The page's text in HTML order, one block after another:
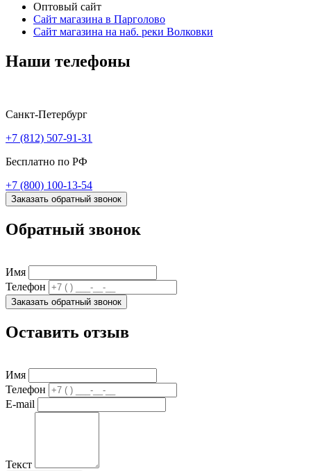
Оптовый сайт
Сайт магазина в Парголово
Сайт магазина на наб. реки Волковки
Наши телефоны
Санкт-Петербург
+7 (812) 507-91-31
Бесплатно по РФ
+7 (800) 100-13-54
Заказать обратный звонок
Обратный звонок
Имя
Телефон
Заказать обратный звонок
Оставить отзыв
Имя
Телефон
E-mail
Текст